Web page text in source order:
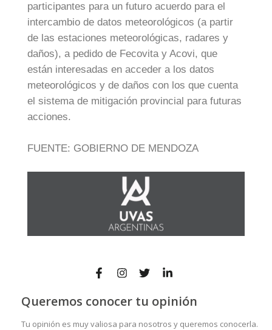
participantes para un futuro acuerdo para el
intercambio de datos meteorológicos (a partir
de las estaciones meteorológicas, radares y
daños), a pedido de Fecovita y Acovi, que
están interesadas en acceder a los datos
meteorológicos y de daños con los que cuenta
el sistema de mitigación provincial para futuras
acciones.
FUENTE: GOBIERNO DE MENDOZA
Queremos conocer tu opinión
Tu opinión es muy valiosa para nosotros y queremos conocerla.